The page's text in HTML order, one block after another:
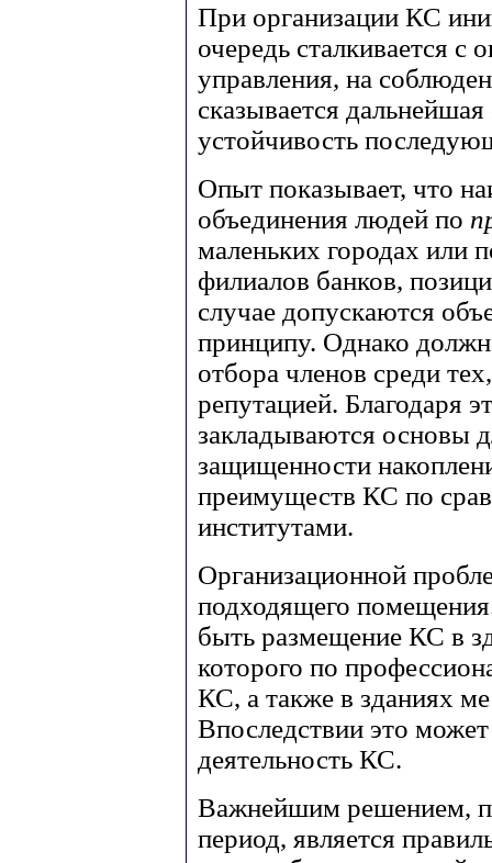
При организации КС
очередь сталкивается с
управления, на
сказывается
устойчивость
Опыт показывает, что
объединения людей по
маленьких городах или
филиалов банков,
случае допускаются
принципу. Однако
отбора членов среди
репутацией. Благодаря
закладываются основы
защищенности
преимуществ КС по
институтами.
Организационной
подходящего
быть размещение КС в
которого по
КС, а также в зданиях
Впоследствии это может
деятельность КС.
Важнейшим решением,
период, является